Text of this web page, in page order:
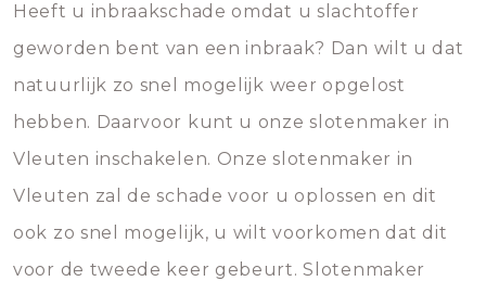
Heeft u inbraakschade omdat u slachtoffer
geworden bent van een inbraak? Dan wilt u dat
natuurlijk zo snel mogelijk weer opgelost
hebben. Daarvoor kunt u onze slotenmaker in
Vleuten inschakelen. Onze slotenmaker in
Vleuten zal de schade voor u oplossen en dit
ook zo snel mogelijk, u wilt voorkomen dat dit
voor de tweede keer gebeurt. Slotenmaker